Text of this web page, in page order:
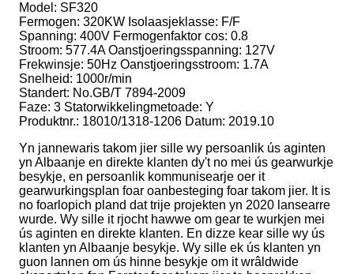
Model: SF320
Fermogen: 320KW Isolaasjeklasse: F/F
Spanning: 400V Fermogenfaktor cos: 0.8
Stroom: 577.4A Oanstjoeringsspanning: 127V
Frekwinsje: 50Hz Oanstjoeringsstroom: 1.7A
Snelheid: 1000r/min
Standert: No.GB/T 7894-2009
Faze: 3 Statorwikkelingmetoade: Y
Produktnr.: 18010/1318-1206 Datum: 2019.10
Yn jannewaris takom jier sille wy persoanlik ús aginten
yn Albaanje en direkte klanten dy't no mei ús gearwurkje
besykje, en persoanlik kommunisearje oer it
gearwurkingsplan foar oanbesteging foar takom jier. It is
no foarlopich pland dat trije projekten yn 2020 lansearre
wurde. Wy sille it rjocht hawwe om gear te wurkjen mei
ús aginten en direkte klanten. En dizze kear sille wy ús
klanten yn Albaanje besykje. Wy sille ek ús klanten yn
guon lannen om ús hinne besykje om it wrâldwide